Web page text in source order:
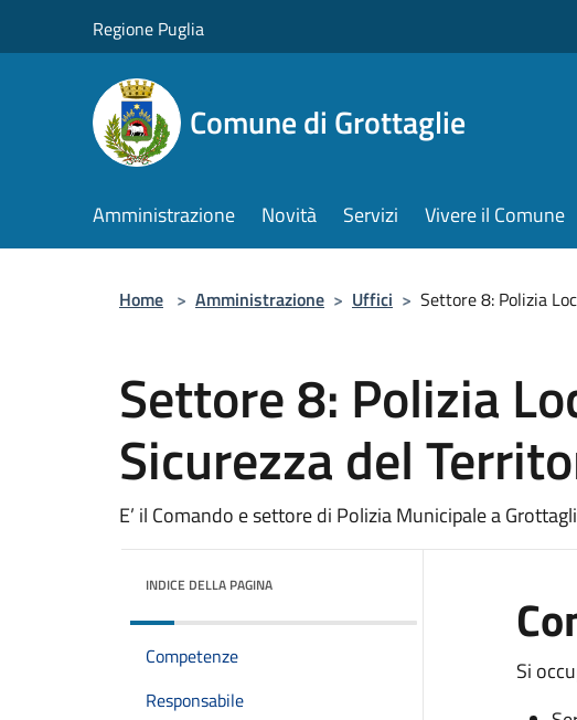
Regione Puglia
Comune di Grottaglie
Amministrazione Novità Servizi Vivere il Comune
Home > Amministrazione > Uffici > Settore 8: Polizia
Settore 8: Polizia
Sicurezza del
E’ il Comando e settore di Polizia Municipale a
INDICE DELLA PAGINA
Competenze
Responsabile
Si